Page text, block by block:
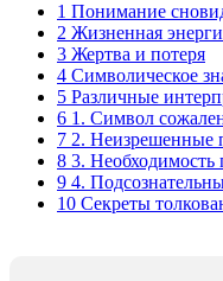
1 Понимание
2 Жизненная
3 Жертва и потеря
4 Символическое
5 Различные
6 1. Символ
7 2. Неизрешенные
8 3.
9 4.
10 Секреты